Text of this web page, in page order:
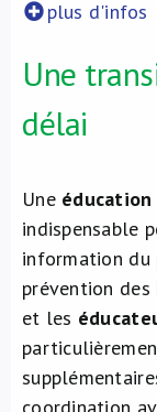
plus d'infos
Une
délai
Une
indispensable
information du
prévention des
et les